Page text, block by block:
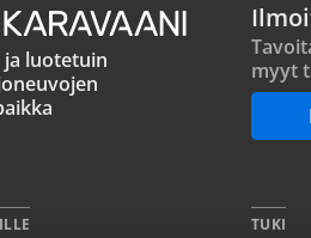
luotetuin
myyt
TUKI